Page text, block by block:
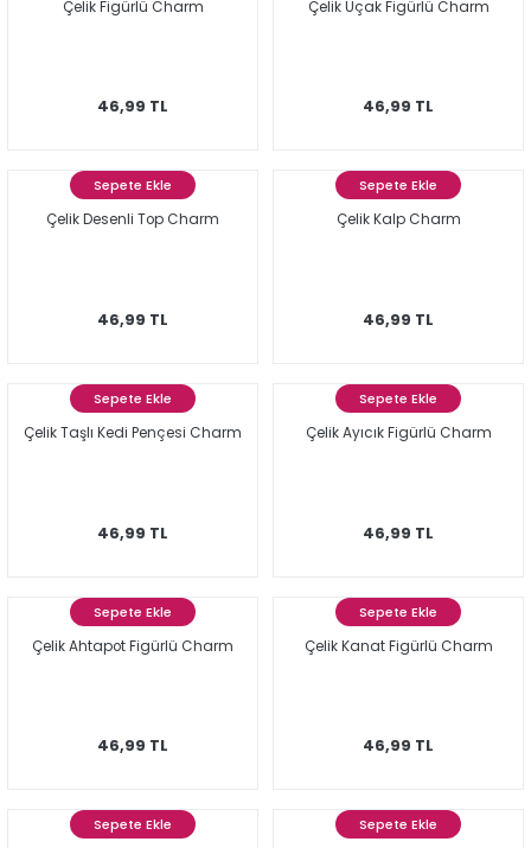
Çelik Figürlü Charm
46,99 TL
Çelik Uçak Figürlü Charm
46,99 TL
Sepete Ekle
Çelik Desenli Top Charm
46,99 TL
Sepete Ekle
Çelik Kalp Charm
46,99 TL
Sepete Ekle
Çelik Taşlı Kedi Pençesi Charm
46,99 TL
Sepete Ekle
Çelik Ayıcık Figürlü Charm
46,99 TL
Sepete Ekle
Çelik Ahtapot Figürlü Charm
46,99 TL
Sepete Ekle
Çelik Kanat Figürlü Charm
46,99 TL
Sepete Ekle
Sepete Ekle